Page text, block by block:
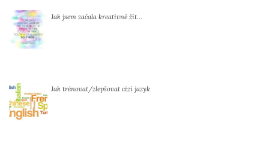
Jak jsem začala kreativně žít…
Jak trénovat/zlepšovat cizí jazyk